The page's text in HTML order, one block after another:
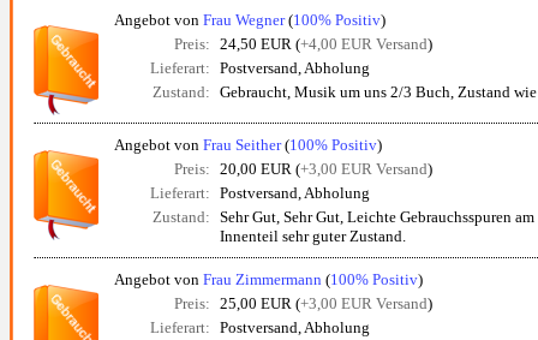
Angebot von Frau Wegner(100% Positiv)
Preis: 24,50 EUR (+4,00 EUR Versand)
Lieferart: Postversand, Abholung
Zustand: Gebraucht, Musik um uns 2/3 Buch, Zustand
Angebot von Frau Seither(100% Positiv)
Preis: 20,00 EUR (+3,00 EUR Versand)
Lieferart: Postversand, Abholung
Zustand: Sehr Gut, Sehr Gut, Leichte Gebrauchsspuren
Innenteil sehr guter Zustand.
Angebot von Frau Zimmermann (100% Positiv)
Preis: 25,00 EUR (+3,00 EUR Versand)
Lieferart: Postversand, Abholung